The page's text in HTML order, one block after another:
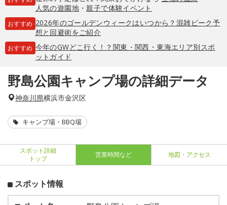
人気の遊園地・親子で体験イベント
おすすめ 2026年のゴールデンウィークはいつから？混雑ピーク予
想と回避術をご紹介
おすすめ 今年のGWどこ行く！？関東・関西・東海エリア別スポ
ットガイド
野島公園キャンプ場の詳細データ
神奈川県横浜市金沢区
キャンプ場・BBQ場
スポット詳細
トップ
営業時間など 地図・アクセス
スポット情報